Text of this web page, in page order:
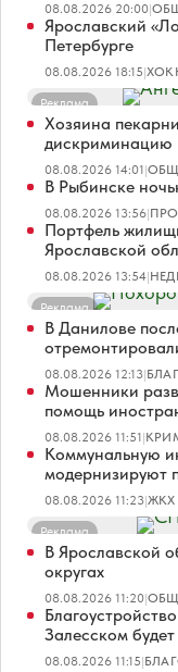
08.08.2026 20:00|
Ярославский
Петербурге
08.08.2026 18:15|
Реклама
Хозяина
дискриминацию
08.08.2026 14:01|
В Рыбинске
08.08.2026 13:56|
Портфель
Ярославской
08.08.2026 13:54|
Реклама
В Данилове
08.08.2026 12:13|
Мошенники
помощь
08.08.2026 11:51|
Коммунальную
модернизируют
08.08.2026 11:23|ЖКХ
Реклама
В Ярославской
округах
08.08.2026 11:20|
Залесском
08.08.2026 11:15|